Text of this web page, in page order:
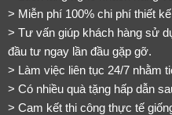
> Miễn phí 100% chi phí thiết
> Tư vấn giúp khách hàng sử
đầu tư ngay lần đầu gặp gỡ.
> Làm việc liên tục 24/7 nhằm
> Có nhiều quà tặng hấp dẫn
> Cam kết thi công thực tế